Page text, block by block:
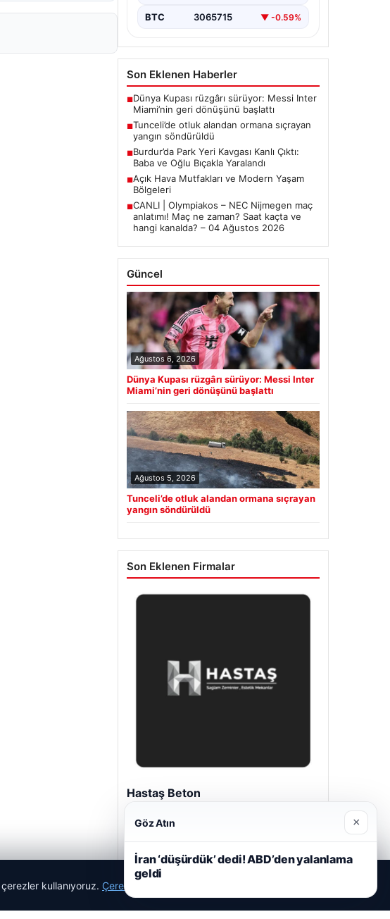
BTC 3065715 ▼ -0.59%
Son Eklenen Haberler
■Dünya Kupası rüzgârı sürüyor: Messi Inter
Miami’nin geri dönüşünü başlattı
■Tunceli’de otluk alandan ormana sıçrayan
yangın söndürüldü
■Burdur’da Park Yeri Kavgası Kanlı Çıktı:
Baba ve Oğlu Bıçakla Yaralandı
■Açık Hava Mutfakları ve Modern Yaşam
Bölgeleri
■CANLI | Olympiakos – NEC Nijmegen maç
anlatımı! Maç ne zaman? Saat kaçta ve
hangi kanalda? – 04 Ağustos 2026
Güncel
Ağustos 6, 2026
Dünya Kupası rüzgârı sürüyor: Messi Inter
Miami’nin geri dönüşünü başlattı
Ağustos 5, 2026
Tunceli’de otluk alandan ormana sıçrayan
yangın söndürüldü
Son Eklenen Firmalar
Hastaş Beton
kullanıyoruz. Çerez Politikamız
Göz Atın ×
İran ‘düşürdük’ dedi! ABD’den yalanlama
geldi